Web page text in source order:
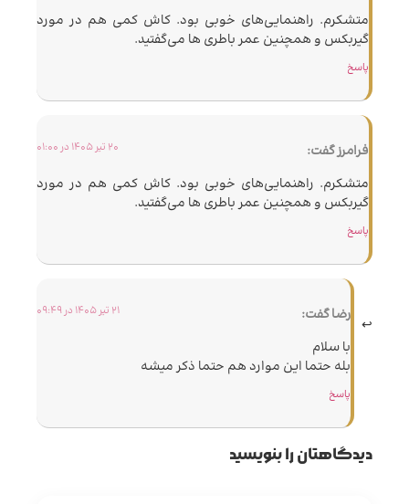
متشکرم. راهنمایی‌های خوبی بود. کاش کمی هم در مورد
گیربکس و همچنین عمر باطری ها می‌گفتید.
پاسخ
فرامرزگفت: 20 تیر 1405 در 01:00
متشکرم. راهنمایی‌های خوبی بود. کاش کمی هم در مورد
گیربکس و همچنین عمر باطری ها می‌گفتید.
پاسخ
رضاگفت: 21 تیر 1405 در 09:49
با سلام
بله حتما این موارد هم حتما ذکر میشه
پاسخ
دیدگاهتان را بنویسید